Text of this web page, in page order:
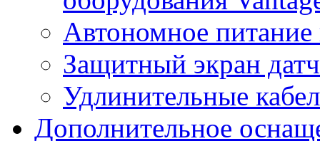
Автономное питание
Защитный экран
Удлинительные
Дополнительное